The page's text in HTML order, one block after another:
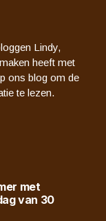
Lindy,
heeft met
ons blog om de
te lezen.
met
van 30